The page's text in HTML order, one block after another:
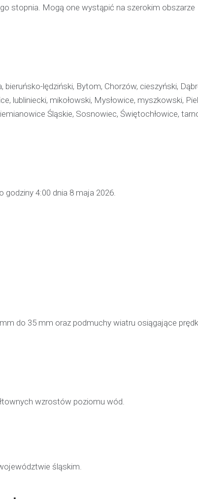
stopnia. Mogą one wystąpić na szerokim obszarze
bieruńsko-lędziński, Bytom, Chorzów, cieszyński,
lubliniecki, mikołowski, Mysłowice, myszkowski,
Śląskie, Sosnowiec, Świętochłowice,
godziny 4:00 dnia 8 maja 2026.
do 35 mm oraz podmuchy wiatru osiągające
wzrostów poziomu wód.
śląskim.
31 marca 2026